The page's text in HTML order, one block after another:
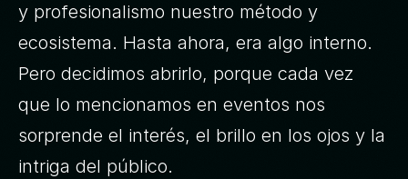
y profesionalismo nuestro método y
ecosistema. Hasta ahora, era algo interno.
Pero decidimos abrirlo, porque cada vez
que lo mencionamos en eventos nos
sorprende el interés, el brillo en los ojos y la
intriga del público.